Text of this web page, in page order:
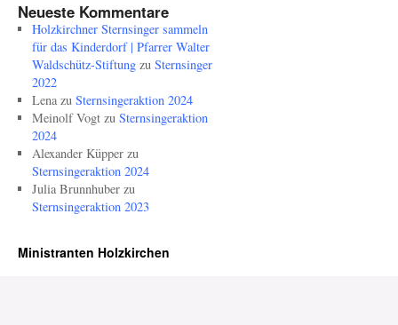
Neueste Kommentare
Holzkirchner Sternsinger sammeln
für das Kinderdorf | Pfarrer Walter
Waldschütz-Stiftungzu Sternsinger
2022
Lenazu Sternsingeraktion 2024
Meinolf Vogtzu Sternsingeraktion
2024
Alexander Küpperzu
Sternsingeraktion 2024
Julia Brunnhuberzu
Sternsingeraktion 2023
Ministranten Holzkirchen